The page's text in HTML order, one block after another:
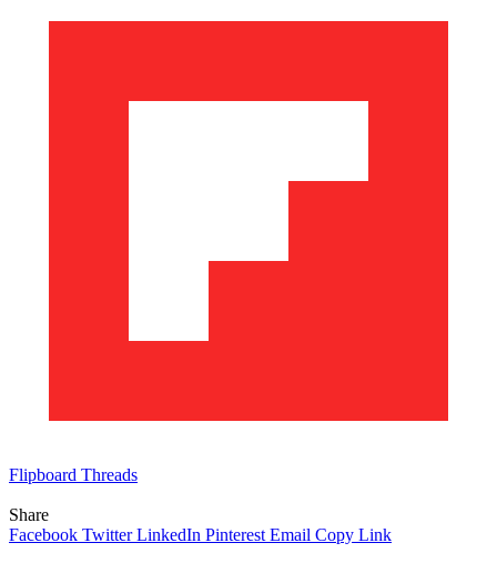
Flipboard Threads
Share
Facebook Twitter LinkedIn Pinterest Email Copy Link